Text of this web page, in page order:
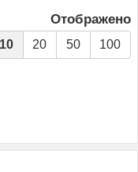
Отображено
10 20 50 100